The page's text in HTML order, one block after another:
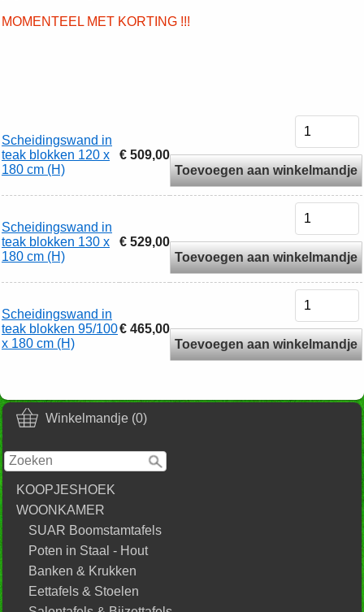
Winkelmandje (0)
KOOPJESHOEK
WOONKAMER
SUAR Boomstamtafels
Poten in Staal - Hout
Banken & Krukken
Eettafels & Stoelen
MOMENTEEL MET KORTING !!!
Scheidingswand in
teak blokken 120 x
180 cm (H)
€ 509,00
Toevoegen aan winkelmandje
Scheidingswand in
teak blokken 130 x
180 cm (H)
€ 529,00
Toevoegen aan winkelmandje
Scheidingswand in
teak blokken 95/100
x 180 cm (H)
€ 465,00
Toevoegen aan winkelmandje